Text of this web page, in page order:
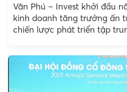
Văn Phú – Invest khởi đầu
kinh doanh tăng trưởng ấn
chiến lược phát triển tập